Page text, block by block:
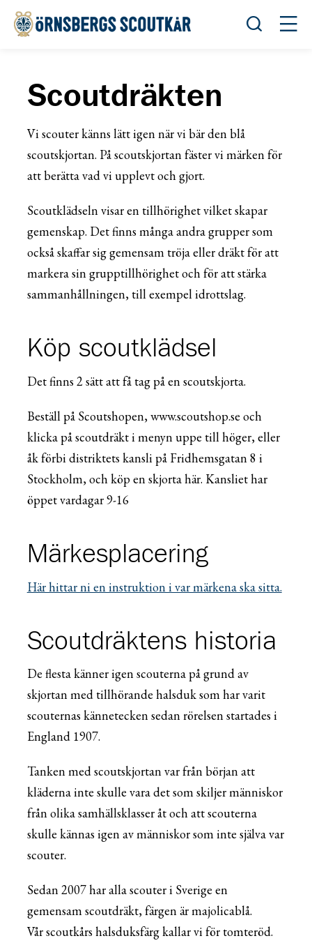
Öppna
Scoutdräkten
Vi scouter känns lätt igen när vi bär den blå
scoutskjortan. På scoutskjortan fäster vi märken för
att berätta vad vi upplevt och gjort.
Scoutklädseln visar en tillhörighet vilket skapar
gemenskap. Det finns många andra grupper som
också skaffar sig gemensam tröja eller dräkt för att
markera sin grupptillhörighet och för att stärka
sammanhållningen, till exempel idrottslag.
Köp scoutklädsel
Det finns 2 sätt att få tag på en scoutskjorta.
Beställ på Scoutshopen, www.scoutshop.se och
klicka på scoutdräkt i menyn uppe till höger, eller
åk förbi distriktets kansli på Fridhemsgatan 8 i
Stockholm, och köp en skjorta här. Kansliet har
öppet vardagar 9-16
Märkesplacering
Här hittar ni en instruktion i var märkena ska sitta.
Scoutdräktens historia
De flesta känner igen scouterna på grund av
skjortan med tillhörande halsduk som har varit
scouternas kännetecken sedan rörelsen startades i
England 1907.
Tanken med scoutskjortan var från början att
kläderna inte skulle vara det som skiljer människor
från olika samhällsklasser åt och att scouterna
skulle kännas igen av människor som inte själva var
scouter.
Sedan 2007 har alla scouter i Sverige en
gemensam scoutdräkt, färgen är majolicablå.
Vår scoutkårs halsduksfärg kallar vi för tomteröd.